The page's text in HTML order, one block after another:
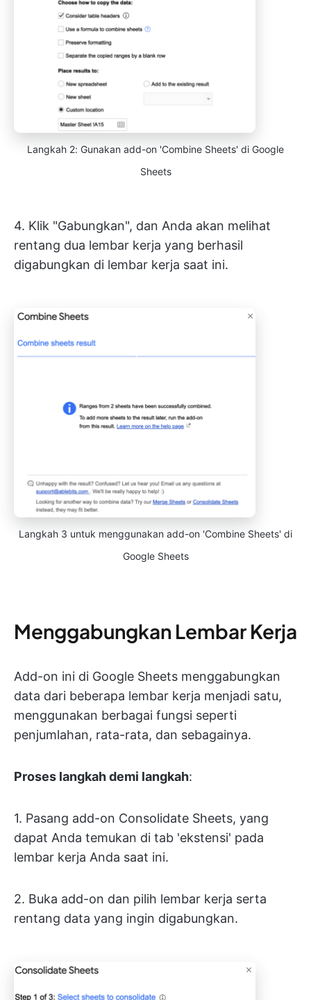
Langkah 2: Gunakan add-on 'Combine Sheets' di Google
Sheets
4. Klik "Gabungkan", dan Anda akan melihat
rentang dua lembar kerja yang berhasil
digabungkan di lembar kerja saat ini.
Langkah 3 untuk menggunakan add-on 'Combine Sheets' di
Google Sheets
Menggabungkan Lembar Kerja
Add-on ini di Google Sheets menggabungkan
data dari beberapa lembar kerja menjadi satu,
menggunakan berbagai fungsi seperti
penjumlahan, rata-rata, dan sebagainya.
Proses langkah demi langkah:
1. Pasang add-on Consolidate Sheets, yang
dapat Anda temukan di tab 'ekstensi' pada
lembar kerja Anda saat ini.
2. Buka add-on dan pilih lembar kerja serta
rentang data yang ingin digabungkan.